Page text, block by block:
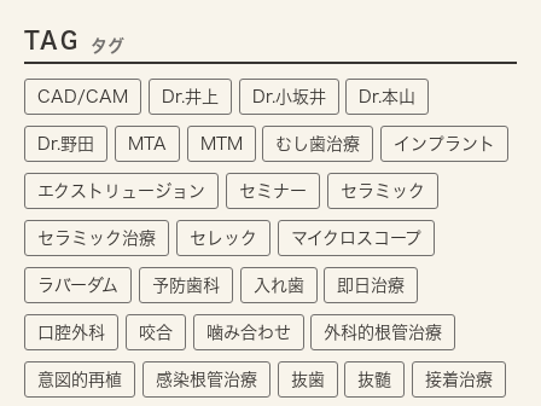
TAG タグ
CAD/CAM Dr.井上 Dr.小坂井 Dr.本山
Dr.野田 MTA MTM むし歯治療 インプラント
エクストリュージョン セミナー セラミック
セラミック治療 セレック マイクロスコープ
ラバーダム 予防歯科 入れ歯 即日治療
口腔外科 咬合 噛み合わせ 外科的根管治療
意図的再植 感染根管治療 抜歯 抜髄 接着治療